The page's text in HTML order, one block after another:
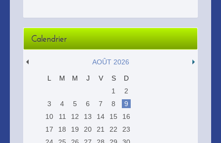
Calendrier
AOÛT 2026
L M M J V S
D
1
2
3
4 5 6 7 8
9
10
11 12 13 14 15
16
17
18 19 20 21 22
23